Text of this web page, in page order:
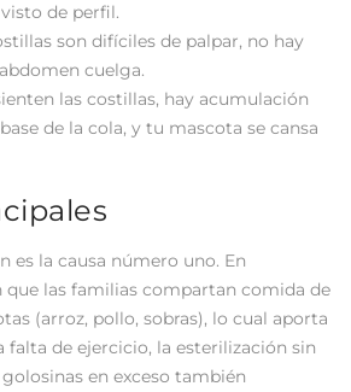
de perfil.
son difíciles de palpar, no hay
cuelga.
las costillas, hay acumulación
de la cola, y tu mascota se cansa
es la causa número uno. En
que las familias compartan comida de
(arroz, pollo, sobras), lo cual aporta
falta de ejercicio, la esterilización sin
en exceso también